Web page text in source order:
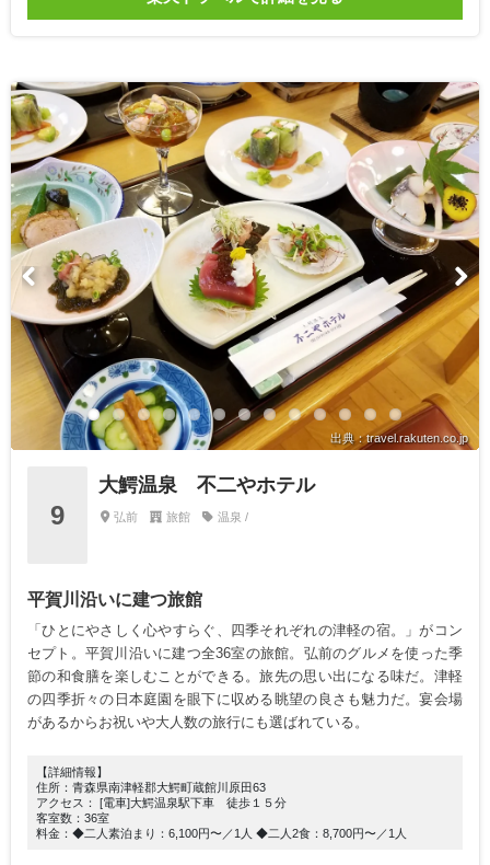
出典：travel.rakuten.co.jp
9
大鰐温泉 不二やホテル
弘前 旅館 温泉 /
平賀川沿いに建つ旅館
「ひとにやさしく心やすらぐ、四季それぞれの津軽の宿。」がコン
セプト。平賀川沿いに建つ全36室の旅館。弘前のグルメを使った季
節の和食膳を楽しむことができる。旅先の思い出になる味だ。津軽
の四季折々の日本庭園を眼下に収める眺望の良さも魅力だ。宴会場
があるからお祝いや大人数の旅行にも選ばれている。
【詳細情報】
住所：青森県南津軽郡大鰐町蔵館川原田63
アクセス： [電車]大鰐温泉駅下車 徒歩１５分
客室数：36室
料金：◆二人素泊まり：6,100円〜／1人 ◆二人2食：8,700円〜／1人